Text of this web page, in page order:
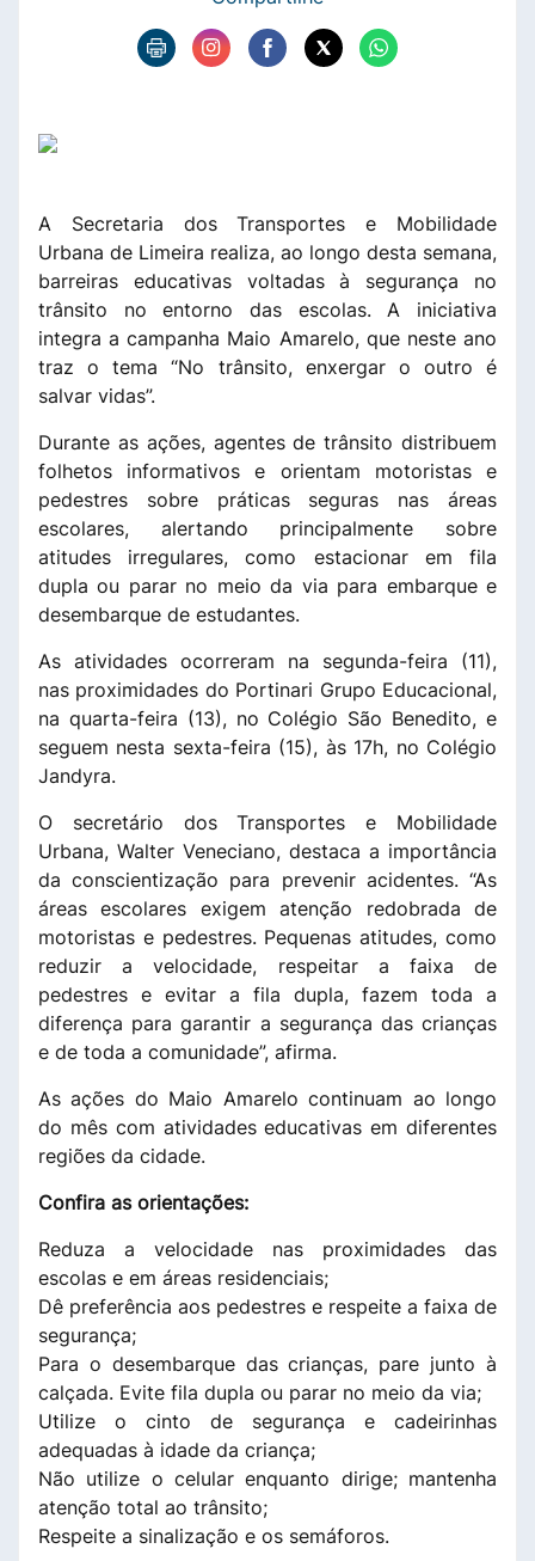
A Secretaria dos Transportes e Mobilidade
Urbana de Limeira realiza, ao longo desta semana,
barreiras educativas voltadas à segurança no
trânsito no entorno das escolas. A iniciativa
integra a campanha Maio Amarelo, que neste ano
traz o tema “No trânsito, enxergar o outro é
salvar vidas”.
Durante as ações, agentes de trânsito distribuem
folhetos informativos e orientam motoristas e
pedestres sobre práticas seguras nas áreas
escolares, alertando principalmente sobre
atitudes irregulares, como estacionar em fila
dupla ou parar no meio da via para embarque e
desembarque de estudantes.
As atividades ocorreram na segunda-feira (11),
nas proximidades do Portinari Grupo Educacional,
na quarta-feira (13), no Colégio São Benedito, e
seguem nesta sexta-feira (15), às 17h, no Colégio
Jandyra.
O secretário dos Transportes e Mobilidade
Urbana, Walter Veneciano, destaca a importância
da conscientização para prevenir acidentes. “As
áreas escolares exigem atenção redobrada de
motoristas e pedestres. Pequenas atitudes, como
reduzir a velocidade, respeitar a faixa de
pedestres e evitar a fila dupla, fazem toda a
diferença para garantir a segurança das crianças
e de toda a comunidade”, afirma.
As ações do Maio Amarelo continuam ao longo
do mês com atividades educativas em diferentes
regiões da cidade.
Confira as orientações:
Reduza a velocidade nas proximidades das
escolas e em áreas residenciais;
Dê preferência aos pedestres e respeite a faixa de
segurança;
Para o desembarque das crianças, pare junto à
calçada. Evite fila dupla ou parar no meio da via;
Utilize o cinto de segurança e cadeirinhas
adequadas à idade da criança;
Não utilize o celular enquanto dirige; mantenha
atenção total ao trânsito;
Respeite a sinalização e os semáforos.